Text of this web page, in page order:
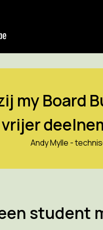
my Board
vrijer
Andy Mylle -
student